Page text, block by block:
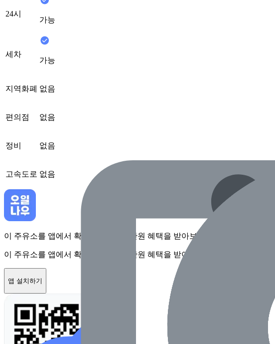
24시
가능
세차
가능
지역화폐 없음
편의점 없음
정비 없음
고속도로 없음
이 주유소를 앱에서 확인하고 최대 1만원 혜택을 받아보세요
이 주유소를 앱에서 확인하고 최대 1만원 혜택을 받아보세요
앱 설치하기